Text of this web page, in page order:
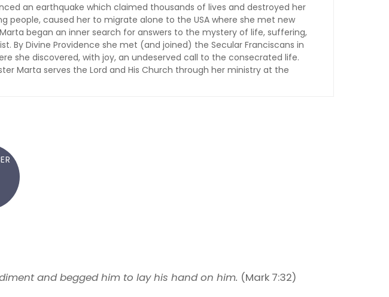
an earthquake which claimed thousands of lives and destroyed her
people, caused her to migrate alone to the USA where she met new
began an inner search for answers to the mystery of life, suffering,
By Divine Providence she met (and joined) the Secular Franciscans in
she discovered, with joy, an undeserved call to the consecrated life.
Marta serves the Lord and His Church through her ministry at the
and begged him to lay his hand on him. (Mark 7:32)